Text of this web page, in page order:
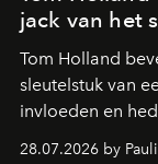
jack van het
Tom Holland
sleutelstuk van
invloeden en
samenkomen.
28.07.2026 by